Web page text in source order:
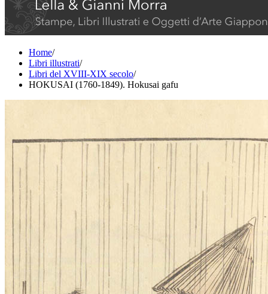
Home/
Libri illustrati/
Libri del XVIII-XIX secolo/
HOKUSAI (1760-1849). Hokusai gafu